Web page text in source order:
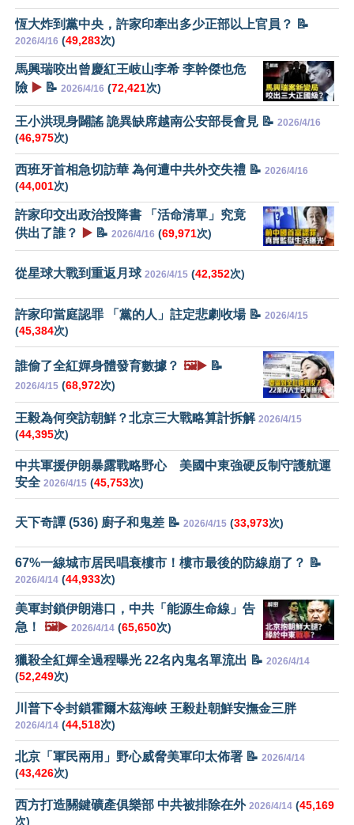
恆大炸到黨中央，許家印牽出多少正部以上官員？ 📝
2026/4/16 (49,283次)
馬興瑞咬出曾慶紅王岐山李希 李幹傑也危
險 ▶️ 📝 2026/4/16 (72,421次)
王小洪現身闢謠 詭異缺席越南公安部長會見 📝 2026/4/16
(46,975次)
西班牙首相急切訪華 為何遭中共外交失禮 📝 2026/4/16
(44,001次)
許家印交出政治投降書 「活命清單」究竟
供出了誰？
▶️ 📝 2026/4/16 (69,971次)
從星球大戰到重返月球 2026/4/15 (42,352次)
許家印當庭認罪 「黨的人」註定悲劇收場 📝 2026/4/15
(45,384次)
誰偷了全紅嬋身體發育數據？ 🖼️▶️ 📝
2026/4/15 (68,972次)
王毅為何突訪朝鮮？北京三大戰略算計拆解 2026/4/15
(44,395次)
中共軍援伊朗暴露戰略野心 美國中東強硬反制守護航運
安全 2026/4/15 (45,753次)
天下奇譚 (536) 廚子和鬼差 📝 2026/4/15 (33,973次)
67%一線城市居民唱衰樓市！樓市最後的防線崩了？ 📝
2026/4/14 (44,933次)
美軍封鎖伊朗港口，中共「能源生命線」告
急！
🖼️▶️ 2026/4/14 (65,650次)
獵殺全紅嬋全過程曝光 22名內鬼名單流出 📝 2026/4/14
(52,249次)
川普下令封鎖霍爾木茲海峽 王毅赴朝鮮安撫金三胖
2026/4/14 (44,518次)
北京「軍民兩用」野心威脅美軍印太佈署 📝 2026/4/14
(43,426次)
西方打造關鍵礦產俱樂部 中共被排除在外 2026/4/14 (45,169
次)